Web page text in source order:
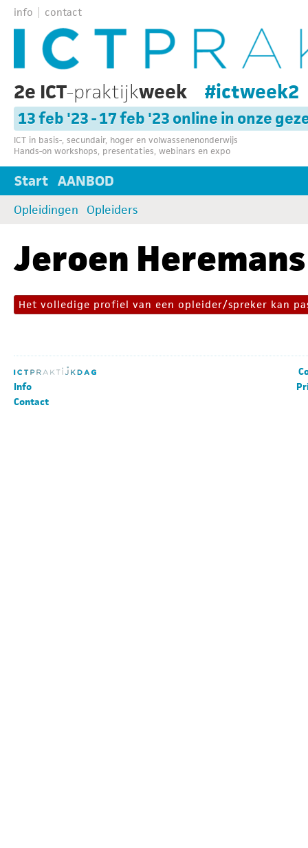
info contact
2e ICT-praktijkweek #ictweek2
13 feb '23 - 17 feb '23 online in onze
ICT in basis-, secundair, hoger en volwassenenonderwijs
Hands-on workshops, presentaties, webinars en expo
Start AANBOD
Opleidingen Opleiders
Jeroen Heremans
Het volledige profiel van een opleider/spreker kan
Info
Contact